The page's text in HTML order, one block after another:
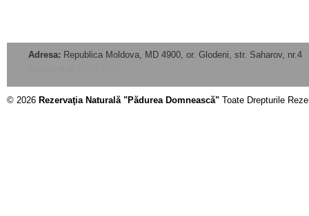
Adresa: Republica Moldova, MD 4900, or. Glodeni, str. Saharov, nr.4
© 2026 Rezervaţia Naturală "Pădurea Domnească" Toate Drepturile